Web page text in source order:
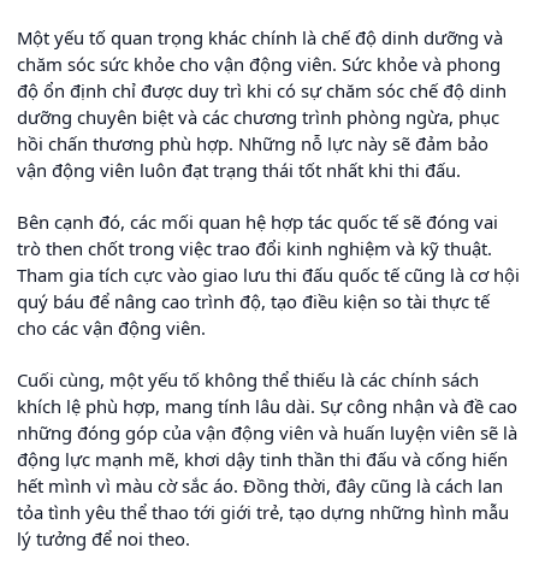
Một yếu tố quan trọng khác chính là chế độ dinh dưỡng và
chăm sóc sức khỏe cho vận động viên. Sức khỏe và phong
độ ổn định chỉ được duy trì khi có sự chăm sóc chế độ dinh
dưỡng chuyên biệt và các chương trình phòng ngừa, phục
hồi chấn thương phù hợp. Những nỗ lực này sẽ đảm bảo
vận động viên luôn đạt trạng thái tốt nhất khi thi đấu.
Bên cạnh đó, các mối quan hệ hợp tác quốc tế sẽ đóng vai
trò then chốt trong việc trao đổi kinh nghiệm và kỹ thuật.
Tham gia tích cực vào giao lưu thi đấu quốc tế cũng là cơ hội
quý báu để nâng cao trình độ, tạo điều kiện so tài thực tế
cho các vận động viên.
Cuối cùng, một yếu tố không thể thiếu là các chính sách
khích lệ phù hợp, mang tính lâu dài. Sự công nhận và đề cao
những đóng góp của vận động viên và huấn luyện viên sẽ là
động lực mạnh mẽ, khơi dậy tinh thần thi đấu và cống hiến
hết mình vì màu cờ sắc áo. Đồng thời, đây cũng là cách lan
tỏa tình yêu thể thao tới giới trẻ, tạo dựng những hình mẫu
lý tưởng để noi theo.